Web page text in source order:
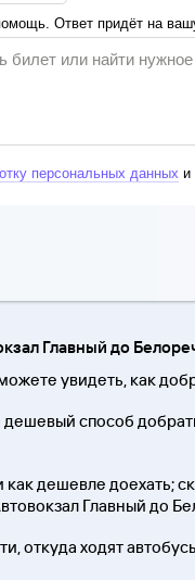
Ответ придёт на
персональных данных и
Главный до
увидеть, как
способ
дешевле доехать;
Главный до
откуда ходят